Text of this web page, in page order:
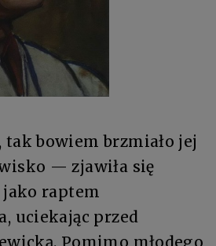
tak bowiem brzmiało jej
— zjawiła się
jako raptem
uciekając przed
Pomimo młodego